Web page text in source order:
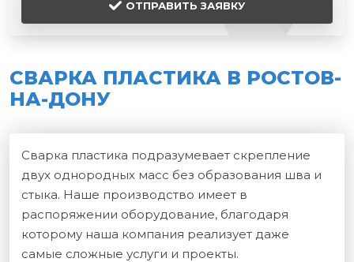
ОТПРАВИТЬ ЗАЯВКУ
СВАРКА ПЛАСТИКА В РОСТОВ-
НА-ДОНУ
Сварка пластика подразумевает скрепление
двух однородных масс без образования шва и
стыка. Наше производство имеет в
распоряжении оборудование, благодаря
которому наша компания реализует даже
самые сложные услуги и проекты.